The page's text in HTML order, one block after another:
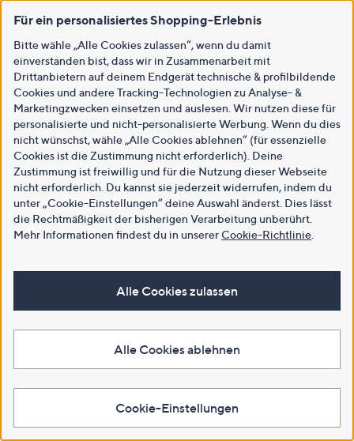
Für ein personalisiertes Shopping-Erlebnis
Bitte wähle „Alle Cookies zulassen“, wenn du damit
einverstanden bist, dass wir in Zusammenarbeit mit
Drittanbietern auf deinem Endgerät technische & profilbildende
Cookies und andere Tracking-Technologien zu Analyse- &
Marketingzwecken einsetzen und auslesen. Wir nutzen diese für
personalisierte und nicht-personalisierte Werbung. Wenn du dies
nicht wünschst, wähle „Alle Cookies ablehnen“ (für essenzielle
Cookies ist die Zustimmung nicht erforderlich). Deine
Zustimmung ist freiwillig und für die Nutzung dieser Webseite
nicht erforderlich. Du kannst sie jederzeit widerrufen, indem du
unter „Cookie-Einstellungen“ deine Auswahl änderst. Dies lässt
die Rechtmäßigkeit der bisherigen Verarbeitung unberührt.
Mehr Informationen findest du in unsererCookie-Richtlinie
Alle Cookies zulassen
Alle Cookies ablehnen
Cookie-Einstellungen